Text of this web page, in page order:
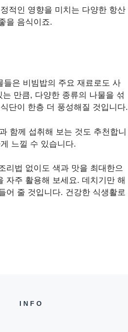
적인 영향을 미치는 다양한 항산
을 음식이죠.
은 비빔밥의 주요 재료로도 사
만큼, 다양한 종류의 나물을 섞
단이 한층 더 풍성해질 것입니다.
함께 섭취해 보는 것도 추천합니
느낄 수 있습니다.
리법 없이도 색과 맛을 최대한으
자주 활용해 보세요. 데치기만 해
어 줄 것입니다. 건강한 식생활로
INFO